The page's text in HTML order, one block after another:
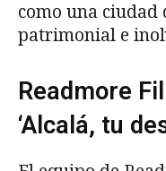
como una
patrimonial e
Readmore
‘Alcalá, tu